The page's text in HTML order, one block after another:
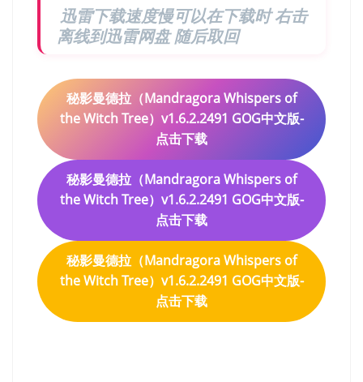
迅雷下载速度慢可以在下载时 右击
离线到迅雷网盘 随后取回
秘影曼德拉（Mandragora Whispers of
the Witch Tree）v1.6.2.2491 GOG中文版-
点击下载
秘影曼德拉（Mandragora Whispers of
the Witch Tree）v1.6.2.2491 GOG中文版-
点击下载
秘影曼德拉（Mandragora Whispers of
the Witch Tree）v1.6.2.2491 GOG中文版-
点击下载